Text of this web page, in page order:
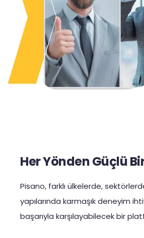
Her Yönden Güçlü
Pisano, farklı ülkelerde,
yapılarında karmaşık deneyim
başarıyla karşılayabilecek bir